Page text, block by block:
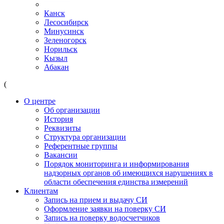
Канск
Лесосибирск
Минусинск
Зеленогорск
Норильск
Кызыл
Абакан
(
О центре
Об организации
История
Реквизиты
Структура организации
Референтные группы
Вакансии
Порядок мониторинга и информирования
надзорных органов об имеющихся нарушениях в
области обеспечения единства измерений
Клиентам
Запись на прием и выдачу СИ
Оформление заявки на поверку СИ
Запись на поверку водосчетчиков